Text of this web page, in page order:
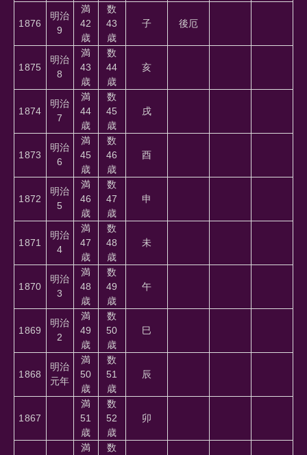
1876
明治
9
満
42
歳
数
43
歳
子 後厄
1875
明治
8
満
43
歳
数
44
歳
亥
1874
明治
7
満
44
歳
数
45
歳
戌
1873
明治
6
満
45
歳
数
46
歳
酉
1872
明治
5
満
46
歳
数
47
歳
申
1871
明治
4
満
47
歳
数
48
歳
未
1870
明治
3
満
48
歳
数
49
歳
午
1869
明治
2
満
49
歳
数
50
歳
巳
1868
明治
元年
満
50
歳
数
51
歳
辰
1867
満
51
歳
数
52
歳
卯
満
数